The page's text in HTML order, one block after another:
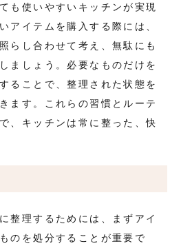
も使いやすいキッチンが実現
アイテムを購入する際には、
らし合わせて考え、無駄にも
ましょう。必要なものだけを
ることで、整理された状態を
ます。これらの習慣とルーテ
、キッチンは常に整った、快
整理するためには、まずアイ
のを処分することが重要で